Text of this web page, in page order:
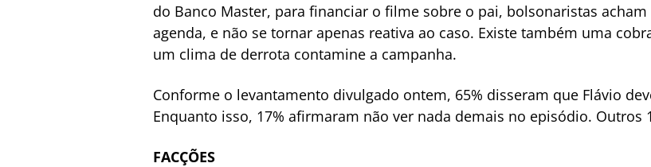
do Banco Master, para financiar o filme sobre o pai, bolsonaristas
agenda, e não se tornar apenas reativa ao caso. Existe também uma
um clima de derrota contamine a campanha.
Conforme o levantamento divulgado ontem, 65% disseram que Flávio
Enquanto isso, 17% afirmaram não ver nada demais no episódio. Outros
FACÇÕES